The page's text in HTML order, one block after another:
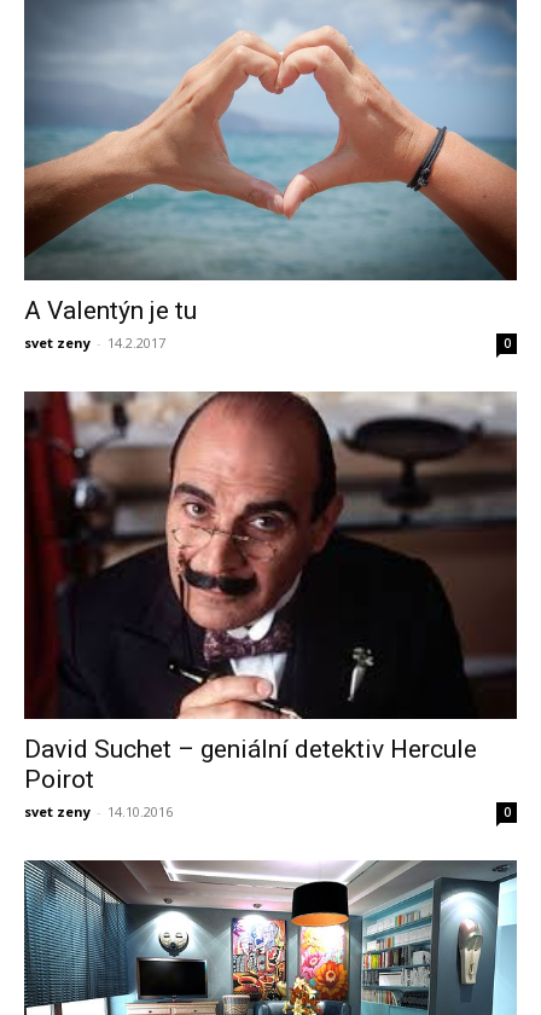
A Valentýn je tu
svet zeny - 14.2.2017 0
David Suchet – geniální detektiv Hercule
Poirot
svet zeny - 14.10.2016 0